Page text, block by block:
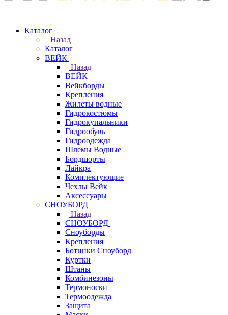
Каталог
Назад
Каталог
ВЕЙК
Назад
ВЕЙК
Вейкборды
Крепления
Жилеты водные
Гидрокостюмы
Гидрокупальники
Гидрообувь
Гидроодежда
Шлемы Водные
Бордшорты
Лайкра
Комплектующие
Чехлы Вейк
Аксессуары
СНОУБОРД
Назад
СНОУБОРД
Сноуборды
Крепления
Ботинки Сноуборд
Куртки
Штаны
Комбинезоны
Термоноски
Термоодежда
Защита